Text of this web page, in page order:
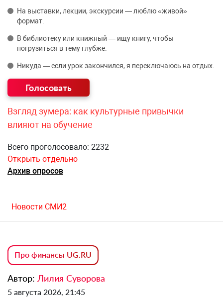
На выставки, лекции, экскурсии — люблю «живой»
формат.
В библиотеку или книжный — ищу книгу, чтобы
погрузиться в тему глубже.
Никуда — если урок закончился, я переключаюсь на отдых.
Взгляд зумера: как культурные привычки
влияют на обучение
Всего проголосовало: 2232
Открыть отдельно
Архив опросов
Новости СМИ2
Про финансы UG.RU
Автор: Лилия Суворова
5 августа 2026, 21:45